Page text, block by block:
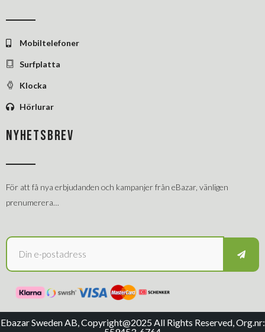
Mobiltelefoner
Surfplatta
Klocka
Hörlurar
NYHETSBREV
För att få nya erbjudanden och kampanjer från eBazar, vänligen
prenumerera…
Ebazar Sweden AB, Copyright@2025 All Rights Reserved, Org.nr: